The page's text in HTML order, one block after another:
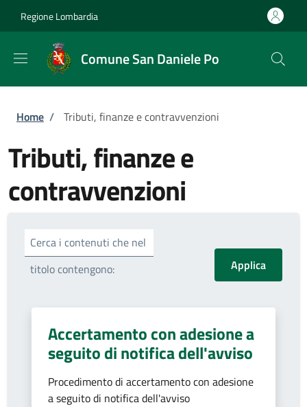
Regione Lombardia
Comune San Daniele Po
Briciole di pane
Home / Tributi, finanze e contravvenzioni
Tributi, finanze e
contravvenzioni
Cerca i contenuti che nel
titolo contengono:
Accertamento con adesione a
seguito di notifica dell'avviso
Procedimento di accertamento con adesione
a seguito di notifica dell'avviso